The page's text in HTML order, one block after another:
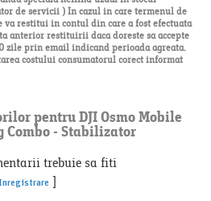
de servicii ) In cazul in care termenul de
va restitui in contul din care a fost efectuata
anterior restituirii daca doreste sa accepte
zile prin email indicand perioada agreata.
costului consumatorul corect informat
pentru DJI Osmo Mobile
Combo - Stabilizator
trebuie sa fiti
Inregistrare ]